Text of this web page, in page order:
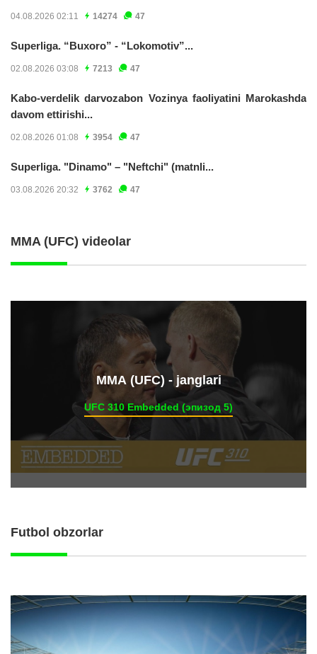
04.08.2026 02:11 14274 47
Superliga. “Buxoro” - “Lokomotiv”...
02.08.2026 03:08 7213 47
Kabo-verdelik darvozabon Vozinya faoliyatini Marokashda
davom ettirishi...
02.08.2026 01:08 3954 47
Superliga. "Dinamo" – "Neftchi" (matnli...
03.08.2026 20:32 3762 47
MMA (UFC) videolar
ММА (UFC) - janglari
UFC 310 Embedded (эпизод 5)
Futbol obzorlar